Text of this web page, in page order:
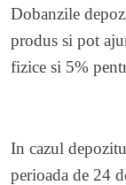
Dobanzile
produs si pot
fizice si 5%
In cazul
perioada de 24